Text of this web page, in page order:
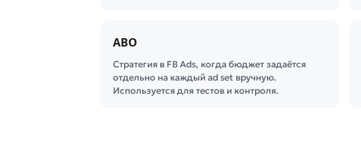
ABO
Стратегия в FB Ads, когда бюджет задаётся
отдельно на каждый ad set вручную.
Используется для тестов и контроля.